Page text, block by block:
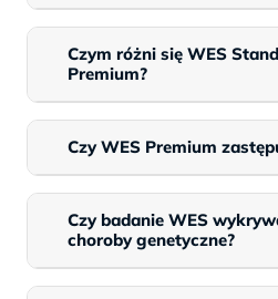
Czym różni się WES
Premium?
Czy WES Premium
Czy badanie WES
choroby genetyczne?